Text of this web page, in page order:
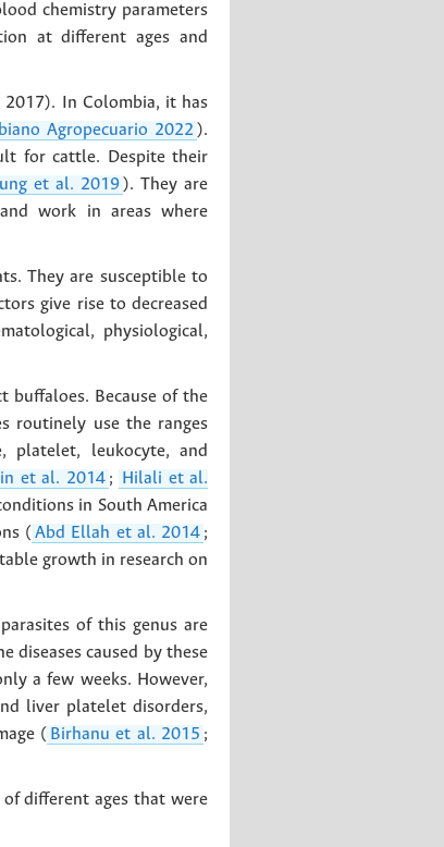
chemistry parameters
at different ages and
In Colombia, it has
Agropecuario 2022 ).
for cattle. Despite their
et al. 2019 ). They are
work in areas where
They are susceptible to
give rise to decreased
physiological,
buffaloes. Because of the
routinely use the ranges
platelet, leukocyte, and
et al. 2014 ;
Hilali et al.
in South America
( Abd Ellah et al. 2014 ;
growth in research on
of this genus are
diseases caused by these
a few weeks. However,
liver platelet disorders,
( Birhanu et al. 2015 ;
of different ages that were